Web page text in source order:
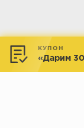
КУПОН
«Дарим